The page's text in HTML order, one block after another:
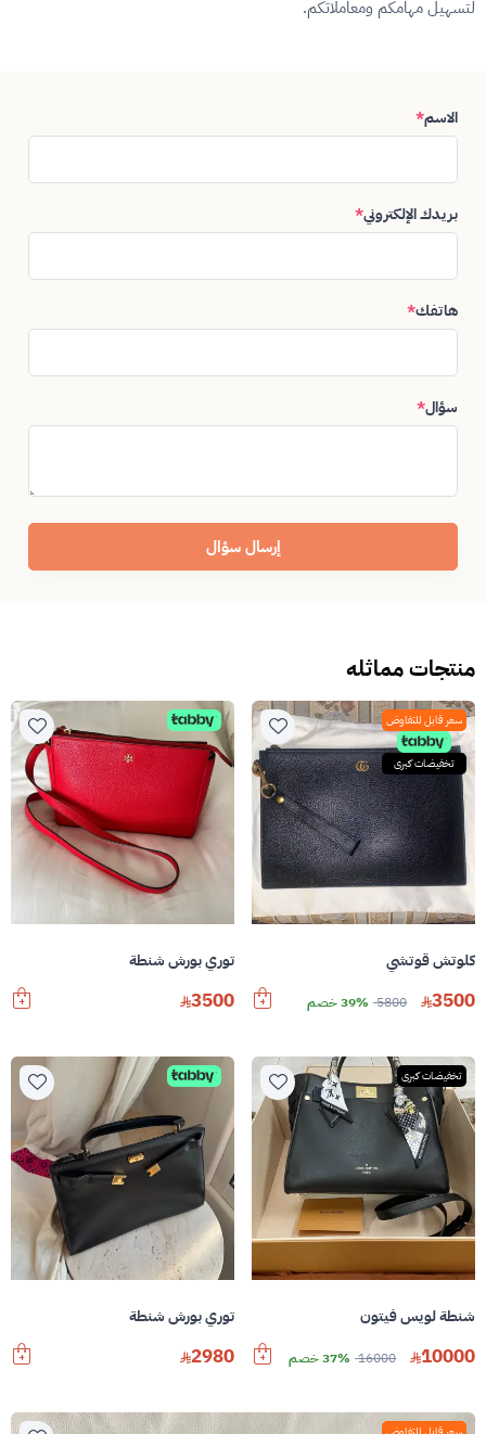
لتسهيل مهامكم ومعاملاتكم.
الاسم*
بريدك الإلكتروني*
هاتفك*
سؤال*
إرسال سؤال
منتجات مماثله
سعر قابل للتفاوض
تخفيضات كبرى
كلوتش قوتشي
3500
5800 39% خصم
توري بورش شنطة
3500
تخفيضات كبرى
شنطة لويس فيتون
10000
16000 37% خصم
توري بورش شنطة
2980